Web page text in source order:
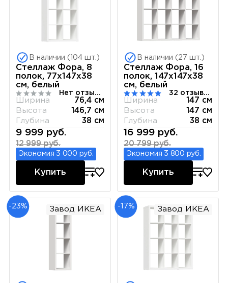
В наличии (104 шт.)
Стеллаж Фора, 8
полок, 77х147х38
см, белый
Нет отзывов
Ширина
76,4 см
Высота
146,7 см
Глубина
38 см
9 999 руб.
12 999 руб.
Экономия 3 000 руб.
Купить
В наличии (27 шт.)
Стеллаж Фора, 16
полок, 147x147х38
см, белый
32 отзывов
Ширина
147 см
Высота
147 см
Глубина
38 см
16 999 руб.
20 799 руб.
Экономия 3 800 руб.
Купить
-23% Завод ИКЕА -17% Завод ИКЕА